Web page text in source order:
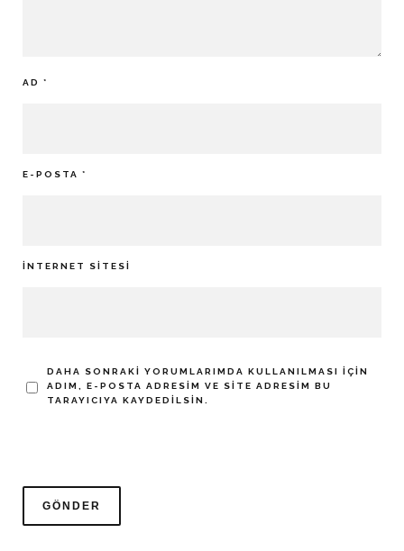
AD *
E-POSTA *
İNTERNET SITESI
DAHA SONRAKI YORUMLARIMDA KULLANILMASI IÇIN
ADIM, E-POSTA ADRESIM VE SITE ADRESIM BU
TARAYICIYA KAYDEDILSIN.